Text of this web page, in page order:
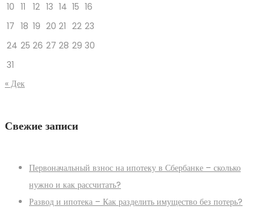
10 11 12 13 14 15 16
17 18 19 20 21 22 23
24 25 26 27 28 29 30
31
« Дек
Свежие записи
Первоначальный взнос на ипотеку в Сбербанке – сколько
нужно и как рассчитать?
Развод и ипотека – Как разделить имущество без потерь?